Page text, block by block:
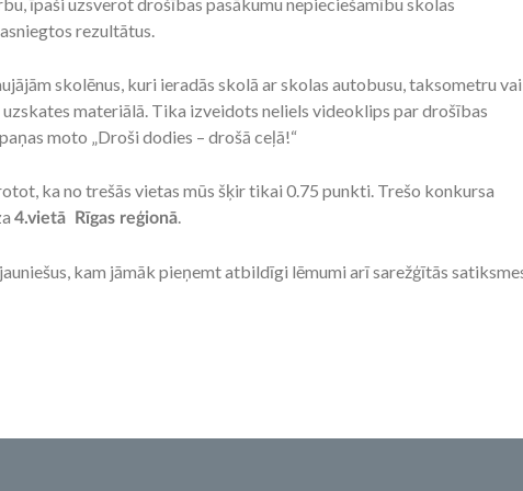
rezultātus.
skolēnus, kuri ieradās skolā ar skolas autobusu, taksometru vai
materiālā. Tika izveidots neliels videoklips par drošības
moto „Droši dodies – drošā ceļā!“
ka no trešās vietas mūs šķir tikai 0.75 punkti. Trešo konkursa
4.vietā Rīgas reģionā.
kam jāmāk pieņemt atbildīgi lēmumi arī sarežģītās